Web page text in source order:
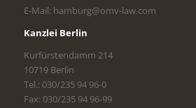
E-Mail: hamburg@omv-law.com
Kanzlei Berlin
Kurfürstendamm 214
10719 Berlin
Tel.: 030/235 94 96-0
Fax: 030/235 94 96-99